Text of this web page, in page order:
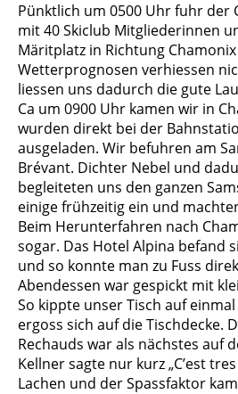
Pünktlich um 0500 Uhr fuhr der
mit 40 Skiclub Mitgliederinnen
Märitplatz in Richtung
Wetterprognosen verhiessen
liessen uns dadurch die gute
Ca um 0900 Uhr kamen wir in
wurden direkt bei der
ausgeladen. Wir befuhren am
Brévant. Dichter Nebel und
begleiteten uns den ganzen
einige frühzeitig ein und
Beim Herunterfahren nach
sogar. Das Hotel Alpina befand
und so konnte man zu Fuss
Abendessen war gespickt mit
So kippte unser Tisch auf
ergoss sich auf die Tischdecke.
Rechauds war als nächstes auf
Kellner sagte nur kurz „C’est
Lachen und der Spassfaktor